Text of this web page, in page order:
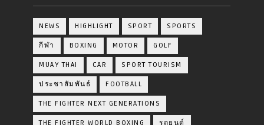
NEWS HIGHLIGHT SPORT SPORTS
กีฬา BOXING MOTOR GOLF
MUAY THAI CAR SPORT TOURISM
ประชาสัมพันธ์ FOOTBALL
THE FIGHTER NEXT GENERATIONS
THE FIGHTER WORLD BOXING รถยนต์